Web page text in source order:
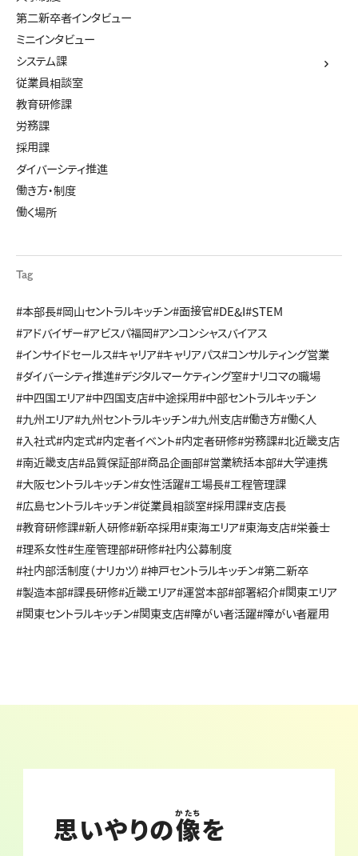
第二新卒者インタビュー
ミニインタビュー
システム課
従業員相談室
教育研修課
労務課
採用課
ダイバーシティ推進
働き方・制度
働く場所
Tag
#本部長#岡山セントラルキッチン#面接官#DE&I #STEM
#アドバイザー#アビスパ福岡#アンコンシャスバイアス
#インサイドセールス#キャリア#キャリアパス#コンサルティング営業
#ダイバーシティ推進#デジタルマーケティング室#ナリコマの職場
#中四国エリア#中四国支店#中途採用#中部セントラルキッチン
#九州エリア#九州セントラルキッチン#九州支店#働き方#働く人
#入社式#内定式#内定者イベント#内定者研修#労務課#北近畿支店
#南近畿支店#品質保証部#商品企画部#営業統括本部#大学連携
#大阪セントラルキッチン#女性活躍#工場長#工程管理課
#広島セントラルキッチン#従業員相談室#採用課#支店長
#教育研修課#新人研修#新卒採用#東海エリア#東海支店#栄養士
#理系女性#生産管理部#研修#社内公募制度
#社内部活制度（ナリカツ） #神戸セントラルキッチン#第二新卒
#製造本部#課長研修#近畿エリア#運営本部#部署紹介#関東エリア
#関東セントラルキッチン#関東支店#障がい者活躍#障がい者雇用
思いやりの像
かたち
を